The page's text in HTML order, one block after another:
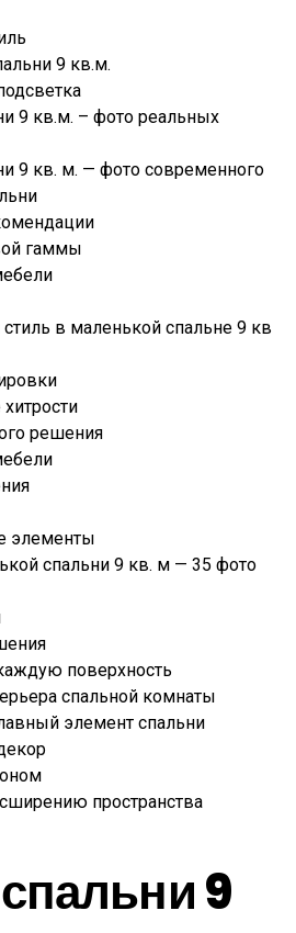
9 кв.м.
9 кв.м. – фото реальных
9 кв. м. — фото современного
гаммы
в маленькой спальне 9 кв
решения
элементы
спальни 9 кв. м — 35 фото
поверхность
спальной комнаты
элемент спальни
пространства
9